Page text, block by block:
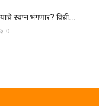
स्वप्न भंगणार? विधी...
0